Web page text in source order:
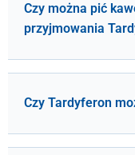
Czy można pić
przyjmowania
Czy Tardyferon